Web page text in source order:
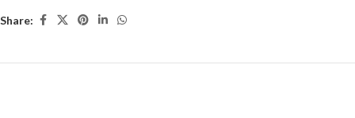
Share: